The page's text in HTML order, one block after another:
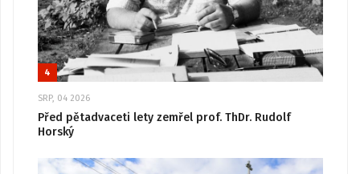
4
SRP, 04 2026
Před pětadvaceti lety zemřel prof. ThDr. Rudolf
Horský